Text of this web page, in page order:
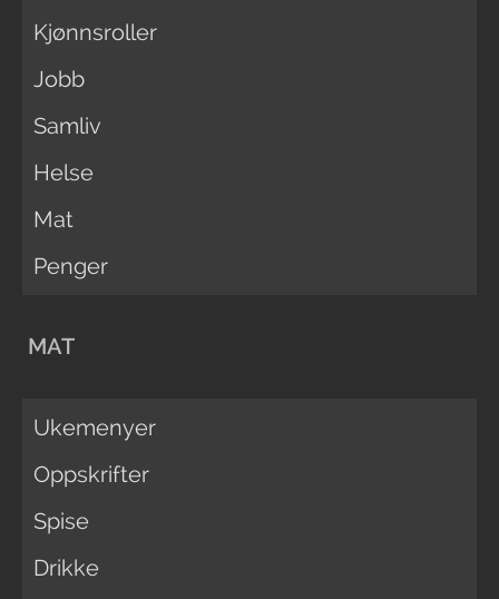
Kjønnsroller
Jobb
Samliv
Helse
Mat
Penger
MAT
Ukemenyer
Oppskrifter
Spise
Drikke